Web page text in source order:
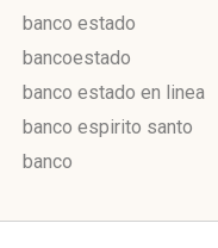
banco estado
bancoestado
banco estado en linea
banco espirito santo
banco